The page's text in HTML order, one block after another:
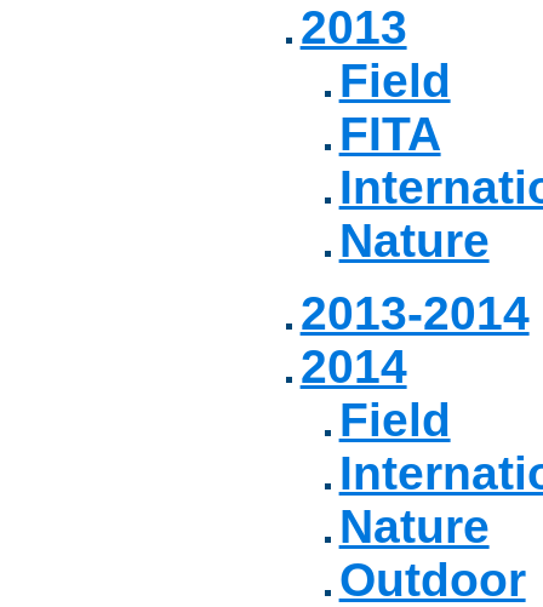
2013
Field
FITA
Nature
2013-2014
2014
Field
Nature
Outdoor